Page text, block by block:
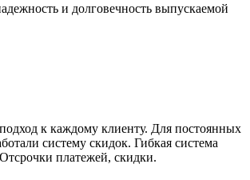
и долговечность выпускаемой
к каждому клиенту. Для постоянных
систему скидок. Гибкая система
платежей, скидки.